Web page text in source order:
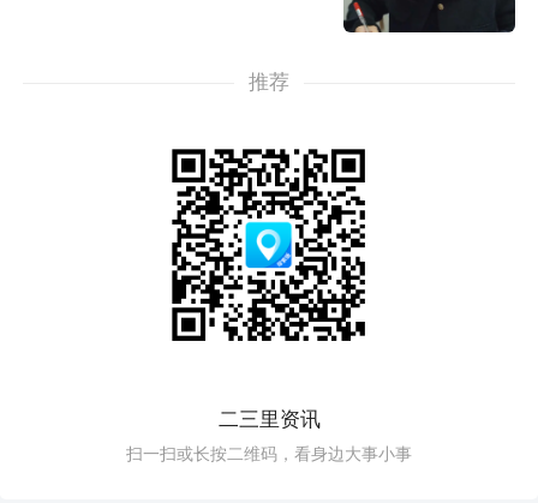
推荐
二三里资讯
扫一扫或长按二维码，看身边大事小事